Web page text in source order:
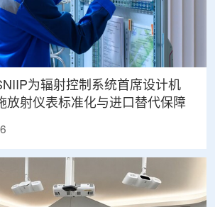
为辐射控制系统首席设计机
放射仪表标准化与进口替代保障